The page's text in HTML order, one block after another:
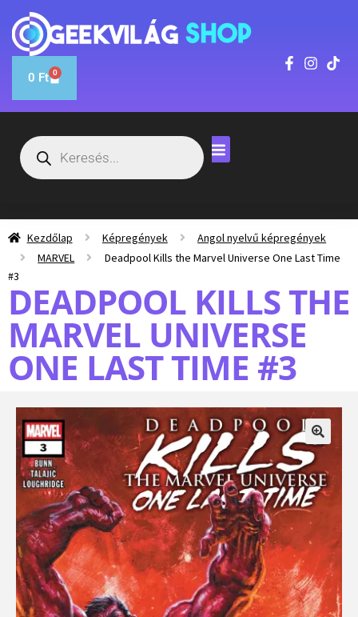
0 Ft 0
Kezdőlap Képregények
Angol nyelvű képregények
MARVEL
Deadpool Kills the Marvel Universe One Last Time
#3
DEADPOOL KILLS THE
MARVEL UNIVERSE
ONE LAST TIME #3